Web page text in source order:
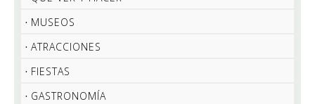
MUSEOS
ATRACCIONES
FIESTAS
GASTRONOMÍA